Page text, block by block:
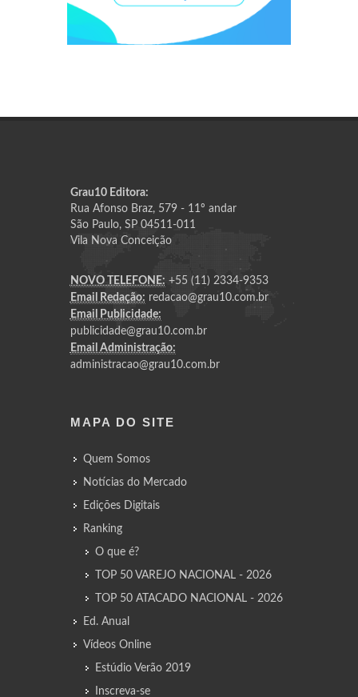
Grau10 Editora:
Rua Afonso Braz, 579 - 11º andar
São Paulo, SP 04511-011
Vila Nova Conceição
NOVO TELEFONE: +55 (11) 2334-9353
Email Redação: redacao@grau10.com.br
Email Publicidade:
publicidade@grau10.com.br
Email Administração:
administracao@grau10.com.br
MAPA DO SITE
Quem Somos
Notícias do Mercado
Edições Digitais
Ranking
O que é?
TOP 50 VAREJO NACIONAL - 2026
TOP 50 ATACADO NACIONAL - 2026
Ed. Anual
Vídeos Online
Estúdio Verão 2019
Inscreva-se